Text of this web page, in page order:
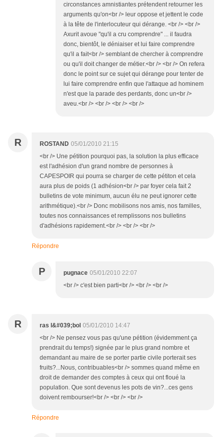
circonstances amnistiantes prétendent retourner les
arguments qu'on<br /> leur oppose et jettent le code
à la tête de l'interlocuteur qui dérange. <br /> <br />
Axurit avoue "qu'il a cru comprendre" ... il faudra
donc, bientôt, le déniaiser et lui faire comprendre
qu'il a fait<br /> semblant de chercher à comprendre
ou qu'il doit changer de métier.<br /> <br /> On refera
donc le point sur ce sujet qui dérange pour tenter de
lui faire comprendre enfin que l'attaque ad hominem
n'est que la parade des perdants, donc un<br />
aveu.<br /> <br /> <br /> <br />
R ROSTAND 05/01/2010 21:15
<br /> Une pétition pourquoi pas, la solution la plus efficace
est l'adhésion d'un grand nombre de personnes à
CAPESPOIR qui pourra se charger de cette pétiton et cela
aura plus de poids (1 adhésion<br /> par foyer cela fait 2
bulletins de vote minimum, aucun élu ne peut ignorer cette
arithmétique).<br /> Donc mobilisons nos amis, nos familles,
toutes nos connaissances et remplissons nos bulletins
d'adhésions rapidement.<br /> <br /> <br />
Répondre
P pugnace 05/01/2010 22:07
<br /> c'est bien parti<br /> <br /> <br />
R ras l&#039;bol 05/01/2010 14:47
<br /> Ne pensez vous pas qu'une pétition (évidemment ça
prendrait du temps!) signée par le plus grand nombre et
demandant au maire de se porter partie civile porterait ses
fruits?...Nous, contribuables<br /> sommes quand même en
droit de demander des comptes à ceux qui ont floué la
population. Que sont devenus les pots de vin?...ces gens
doivent rembourser!<br /> <br /> <br />
Répondre